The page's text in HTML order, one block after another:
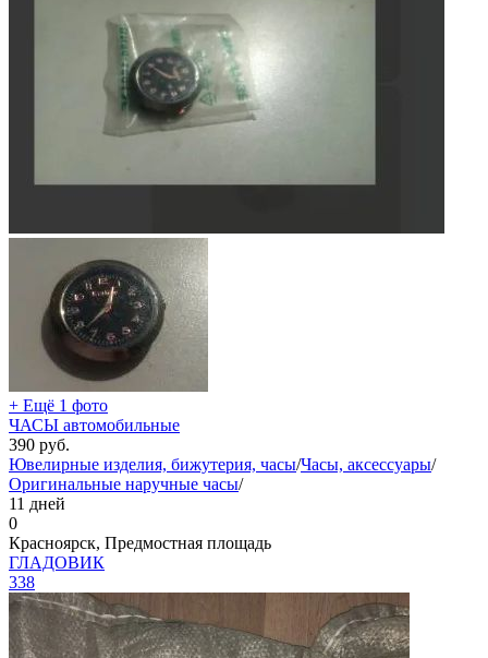
+ Ещё 1 фото
ЧАСЫ автомобильные
390 руб.
Ювелирные изделия, бижутерия, часы/Часы, аксессуары/
Оригинальные наручные часы/
11 дней
0
Красноярск, Предмостная площадь
ГЛАДОВИК
338